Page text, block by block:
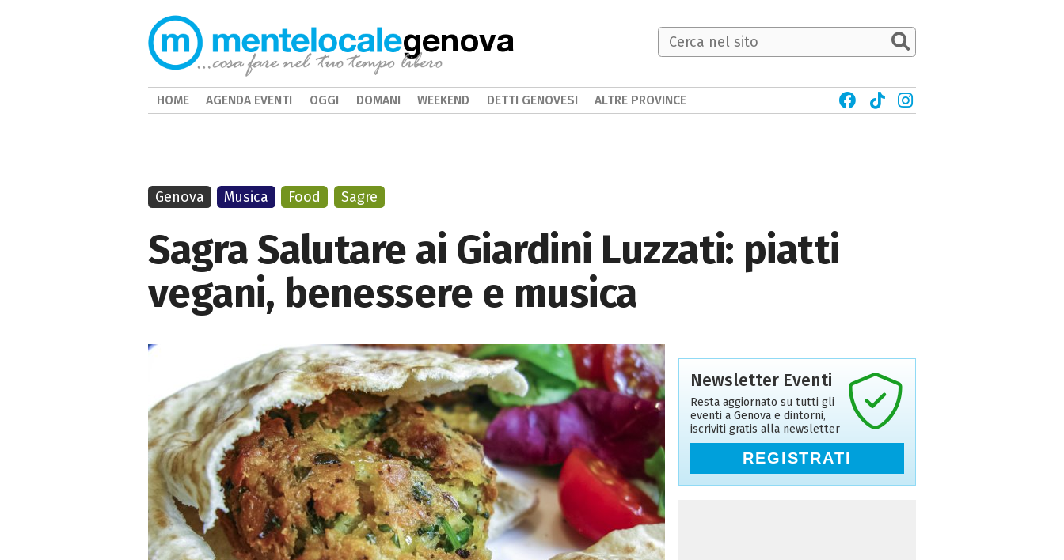
Sagra Salutare ai Giardini Luzzati: piatti
vegani, benessere e musica
Genova Musica Food Sagre
Newsletter Eventi
Resta aggiornato su tutti gli
eventi a Genova e dintorni,
iscriviti gratis alla newsletter
REGISTRATI
genova
HOME AGENDA EVENTI OGGI DOMANI WEEKEND DETTI GENOVESI ALTRE PROVINCE